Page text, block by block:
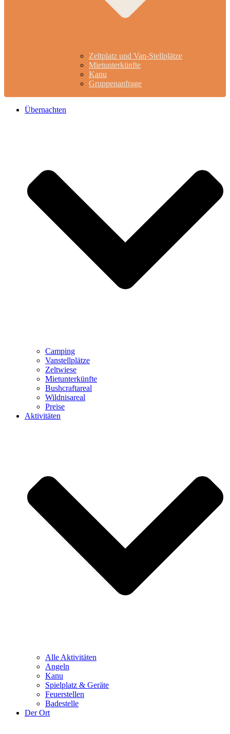
Zeltplatz und Van-Stellplätze
Mietunterkünfte
Kanu
Gruppenanfrage
Übernachten
Camping
Vanstellplätze
Zeltwiese
Mietunterkünfte
Bushcraftareal
Wildnisareal
Preise
Aktivitäten
Alle Aktivitäten
Angeln
Kanu
Spielplatz & Geräte
Feuerstellen
Badestelle
Der Ort